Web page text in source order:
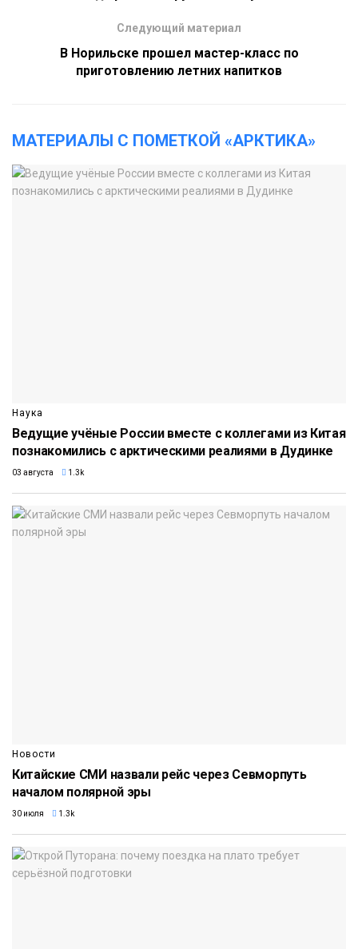
Следующий материал
В Норильске прошел мастер-класс по
приготовлению летних напитков
МАТЕРИАЛЫ С ПОМЕТКОЙ «АРКТИКА»
Наука
Ведущие учёные России вместе с коллегами из Китая
познакомились с арктическими реалиями в Дудинке
03 августа 1.3k
Новости
Китайские СМИ назвали рейс через Севморпуть
началом полярной эры
30 июля 1.3k